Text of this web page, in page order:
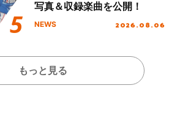
写真＆収録楽曲を公開！
NEWS 2026.08.06
もっと見る